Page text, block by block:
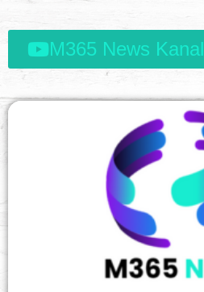
M365 News Kanal